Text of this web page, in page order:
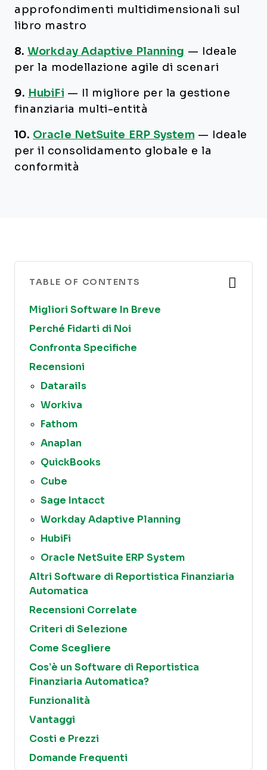
approfondimenti multidimensionali sul
libro mastro
8. Workday Adaptive Planning —
Ideale
per la modellazione agile di scenari
9. HubiFi —
Il migliore per la gestione
finanziaria multi-entità
10. Oracle NetSuite ERP System —
Ideale
per il consolidamento globale e la
conformità
TABLE OF CONTENTS
Migliori Software In Breve
Perché Fidarti di Noi
Confronta Specifiche
Recensioni
Datarails
Workiva
Fathom
Anaplan
QuickBooks
Cube
Sage Intacct
Workday Adaptive Planning
HubiFi
Oracle NetSuite ERP System
Altri Software di Reportistica Finanziaria
Automatica
Recensioni Correlate
Criteri di Selezione
Come Scegliere
Cos’è un Software di Reportistica
Finanziaria Automatica?
Funzionalità
Vantaggi
Costi e Prezzi
Domande Frequenti